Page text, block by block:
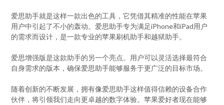
爱思助手就是这样一款出色的工具，它凭借其精准的性能在苹果
用户中引起了不小的轰动。爱思助手专为满足iPhone和iPad用户
的需求而设计，是一款专业的苹果刷机助手和越狱助手。
爱思增强版是这款助手的另一个亮点。用户可以灵活选择最符合
自身需求的版本，确保爱思助手能够服务于更广泛的目标市场。
随着创新的不断发展，拥有像爱思助手这样值得信赖的设备合作
伙伴，将引领我们走向更卓越的数字体验。苹果爱好者现在能够